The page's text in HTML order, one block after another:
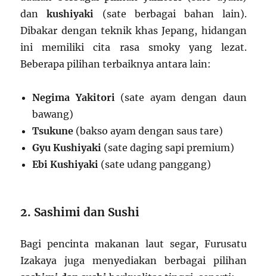
dankushiyaki
(sate berbagai bahan lain).
Dibakar dengan teknik khas Jepang, hidangan
ini memiliki cita rasa smoky yang lezat.
Beberapa pilihan terbaiknya antara lain:
Negima Yakitori (sate ayam dengan daun
bawang)
Tsukune (bakso ayam dengan saus tare)
Gyu Kushiyaki (sate daging sapi premium)
Ebi Kushiyaki (sate udang panggang)
2. Sashimi dan Sushi
Bagi pencinta makanan laut segar, Furusatu
Izakaya juga menyediakan berbagai pilihan